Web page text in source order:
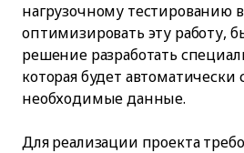
нагрузочному тестированию
оптимизировать эту работу,
решение разработать
которая будет автоматически
необходимые данные.
Для реализации проекта